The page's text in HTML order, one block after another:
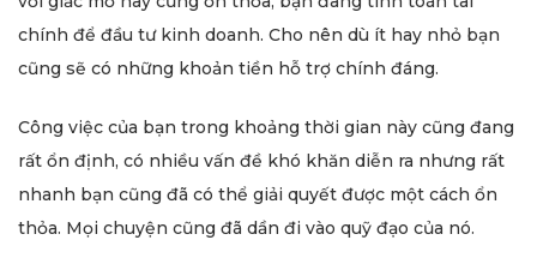
chính để đầu tư kinh doanh. Cho nên dù ít hay nhỏ bạn
cũng sẽ có những khoản tiền hỗ trợ chính đáng.
Công việc của bạn trong khoảng thời gian này cũng đang
rất ổn định, có nhiều vấn đề khó khăn diễn ra nhưng rất
nhanh bạn cũng đã có thể giải quyết được một cách ổn
thỏa. Mọi chuyện cũng đã dần đi vào quỹ đạo của nó.